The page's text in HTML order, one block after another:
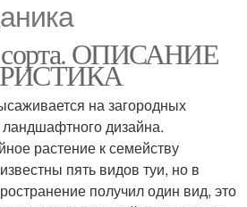
сорта. ОПИСАНИЕ
на загородных
дизайна.
растение к семейству
пять видов туи, но в
получил один вид, это